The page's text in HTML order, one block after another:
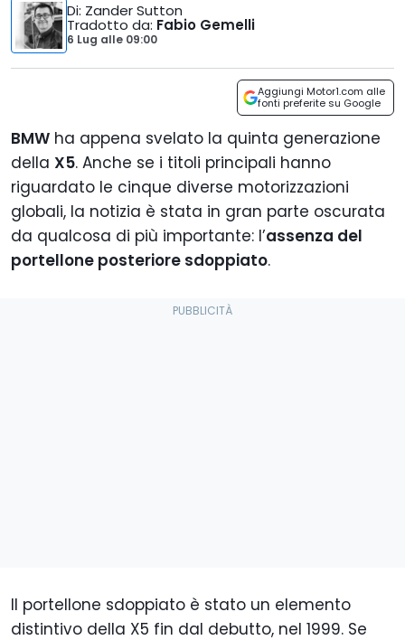
Di: Zander Sutton
Tradotto da: Fabio Gemelli
6 Lug alle 09:00
Aggiungi Motor1.com alle
fonti preferite su Google
BMW ha appena svelato la quinta generazione
della X5. Anche se i titoli principali hanno
riguardato le cinque diverse motorizzazioni
globali, la notizia è stata in gran parte oscurata
da qualcosa di più importante: l’assenza del
portellone posteriore sdoppiato.
Il portellone sdoppiato è stato un elemento
distintivo della X5 fin dal debutto, nel 1999. Se